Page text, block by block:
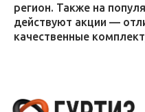
регион. Также на
действуют акции —
качественные